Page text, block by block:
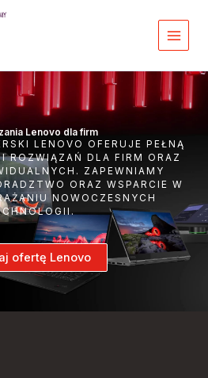
Lenovo dla firm
LENOVO OFERUJE PEŁNĄ
ROZWIĄZAŃ DLA FIRM ORAZ
ZAPEWNIAMY
ORAZ WSPARCIE W
NOWOCZESNYCH
ofertę Lenovo